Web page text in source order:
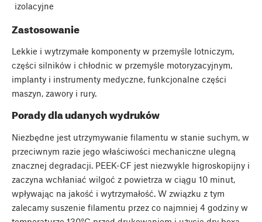
izolacyjne
Zastosowanie
Lekkie i wytrzymałe komponenty w przemyśle lotniczym,
części silników i chłodnic w przemyśle motoryzacyjnym,
implanty i instrumenty medyczne, funkcjonalne części
maszyn, zawory i rury.
Porady dla udanych wydruków
Niezbędne jest utrzymywanie filamentu w stanie suchym, w
przeciwnym razie jego właściwości mechaniczne ulegną
znacznej degradacji. PEEK-CF jest niezwykle higroskopijny i
zaczyna wchłaniać wilgoć z powietrza w ciągu 10 minut,
wpływając na jakość i wytrzymałość. W związku z tym
zalecamy suszenie filamentu przez co najmniej 4 godziny w